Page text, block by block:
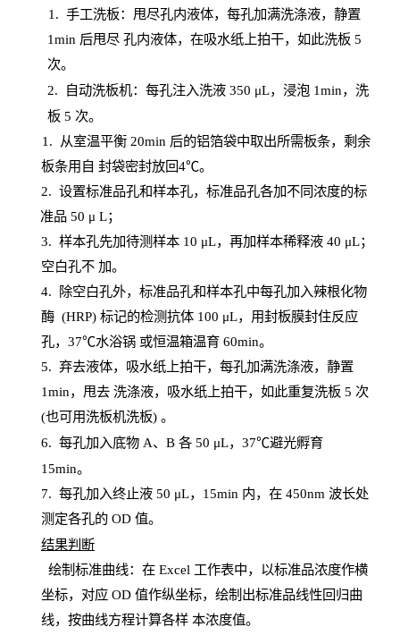
1. 手工洗板：甩尽孔内液体，每孔加满洗涤液，静置
1min 后甩尽 孔内液体，在吸水纸上拍干，如此洗板 5
次。
2.
自动洗板机：每孔注入洗液 350 μL，浸泡 1min，洗
板 5 次。
1 . 从室温平衡 20min 后的铝箔袋中取出所需板条，剩余
板条用自 封袋密封放回4℃。
2. 设置标准品孔和样本孔，标准品孔各加不同浓度的标
准品 50 μ L；
3. 样本孔先加待测样本 10 μL，再加样本稀释液 40 μL；
空白孔不 加。
4.
除空白孔外，标准品孔和样本孔中每孔加入辣根化物
酶 (HRP) 标记的检测抗体 100 μL，用封板膜封住反应
孔， 37℃水浴锅 或恒温箱温育60min。
5. 弃去液体，吸水纸上拍干，每孔加满洗涤液，静置
1min，甩去 洗涤液，吸水纸上拍干，如此重复洗板 5 次
(也可用洗板机洗板) 。
6. 每孔加入底物A、B 各 50 μL，37℃避光孵育
15min。
7. 每孔加入终止液 50 μL， 15min 内，在450nm 波长处
测定各孔的 OD 值。
结果判断
绘制标准曲线：在 Excel 工作表中，以标准品浓度作横
坐标，对应OD 值作纵坐标，绘制出标准品线性回归曲
线，按曲线方程计算各样 本浓度值。